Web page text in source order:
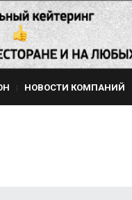
НОВОСТИ КОМПАНИЙ